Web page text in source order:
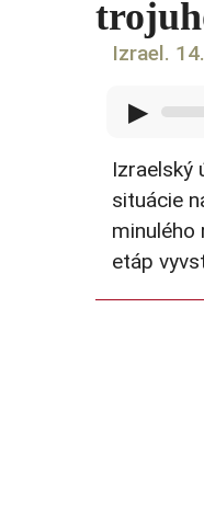
Izrael.
▶
Izraelský
situácie
minulého
etáp